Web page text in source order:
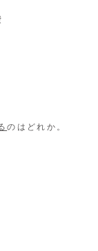
のはどれか。